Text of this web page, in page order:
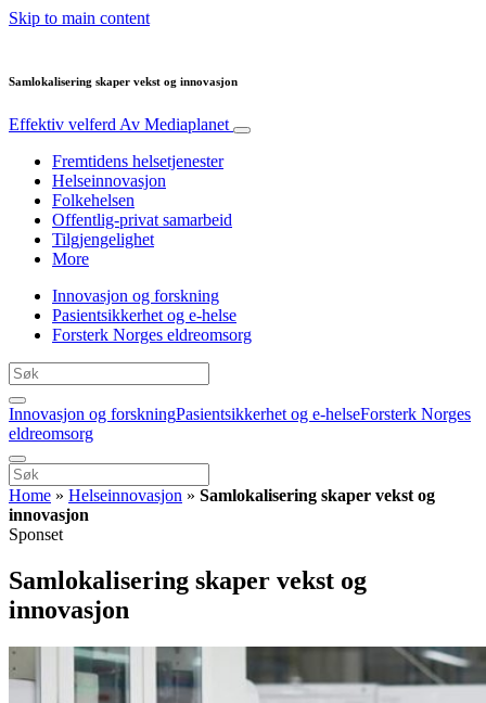
Skip to main content
Samlokalisering skaper vekst og innovasjon
Effektiv velferd Av Mediaplanet
Fremtidens helsetjenester
Helseinnovasjon
Folkehelsen
Offentlig-privat samarbeid
Tilgjengelighet
More
Innovasjon og forskning
Pasientsikkerhet og e-helse
Forsterk Norges eldreomsorg
Innovasjon og forskningPasientsikkerhet og e-helseForsterk Norges
eldreomsorg
Home » Helseinnovasjon » Samlokalisering skaper vekst og
innovasjon
Sponset
Samlokalisering skaper vekst og
innovasjon